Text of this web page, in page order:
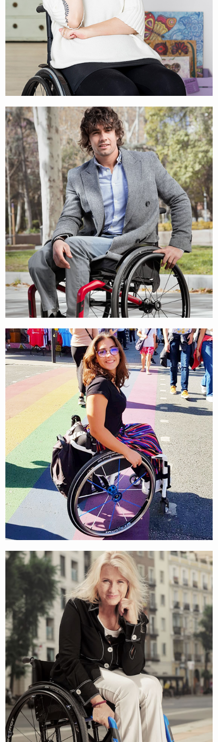
TINA HÖTZENDORFER
UNTERNEHMERIN, KÜNSTLERIN & MUTTER
DANIEL CAVERZASCHI
INTERNATIONALER TENNISSPIELER
MERLE MENJE
PARALYMPICS-ATHLETIN & SCHÜLERIN